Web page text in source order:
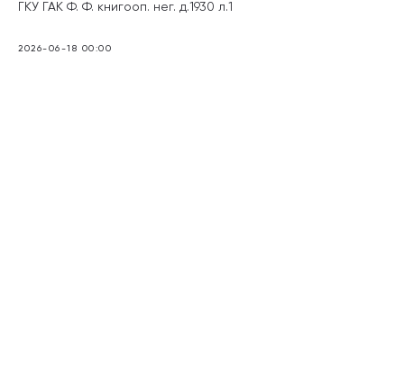
ГКУ ГАК Ф. Ф. книгооп. нег. д.1930 л.1
2026-06-18 00:00